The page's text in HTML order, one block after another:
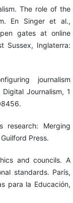
The role of the
En Singer et al.,
gates at online
Sussex, Inglaterra:
journalism
Journalism, 1
research: Merging
Press.
and councils. A
standards. París,
para la Educación,